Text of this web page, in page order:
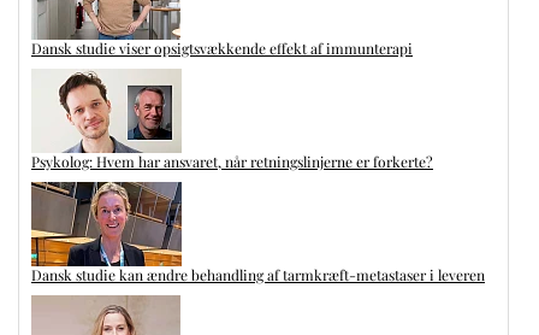
Dansk studie viser opsigtsvækkende effekt af immunterapi
Psykolog: Hvem har ansvaret, når retningslinjerne er forkerte?
Dansk studie kan ændre behandling af tarmkræft-metastaser i leveren